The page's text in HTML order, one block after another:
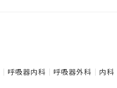
呼吸器内科 呼吸器外科 内科